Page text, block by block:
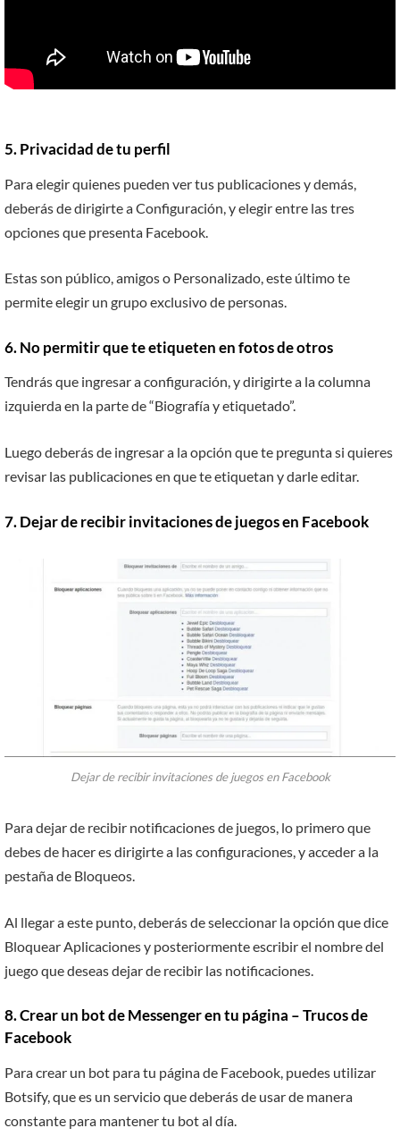
5. Privacidad de tu perfil
Para elegir quienes pueden ver tus publicaciones y demás,
deberás de dirigirte aConfiguración , y elegir entre las tres
opciones que presenta Facebook.
Estas son público, amigos o Personalizado, este último te
permite elegir un grupo exclusivo de personas.
6. No permitir que te etiqueten en fotos de otros
Tendrás que ingresar a configuración, y dirigirte a la columna
izquierda en la parte de “Biografía y etiquetado”.
Luego deberás de ingresar a la opción que te pregunta si quieres
revisar las publicaciones en que te etiquetan y darle editar.
7. Dejar de recibir invitaciones de juegos en Facebook
Dejar de recibir invitaciones de juegos en Facebook
Para dejar de recibir notificaciones de juegos, lo primero que
debes de hacer es dirigirte a las configuraciones, y acceder a la
pestaña de Bloqueos.
Al llegar a este punto, deberás de seleccionar la opción que dice
Bloquear Aplicaciones y posteriormente escribir el nombre del
juego que deseas dejar de recibir las notificaciones.
8. Crear un bot de Messenger en tu página – Trucos de
Facebook
Para crear un bot para tu página de Facebook, puedes utilizar
Botsify, que es un servicio que deberás de usar de manera
constante para mantener tu bot al día.